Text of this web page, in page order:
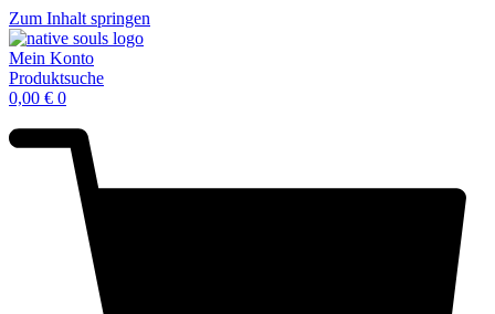
Zum Inhalt springen
Mein Konto
Produktsuche
0,00 € 0